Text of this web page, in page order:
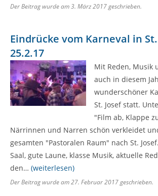
Der Beitrag wurde am3. März 2017geschrieben.
Eindrücke vom Karneval in
25.2.17
Mit Reden, Musik
auch in diesem
wunderschöner
St. Josef statt.
"Film ab, Klappe
Närrinnen und Narren schön verkleidet
gesamten "Pastoralen Raum" nach St.
Saal, gute Laune, klasse Musik, aktuelle
den… (weiterlesen)
Der Beitrag wurde am27. Februar 2017geschrieben.